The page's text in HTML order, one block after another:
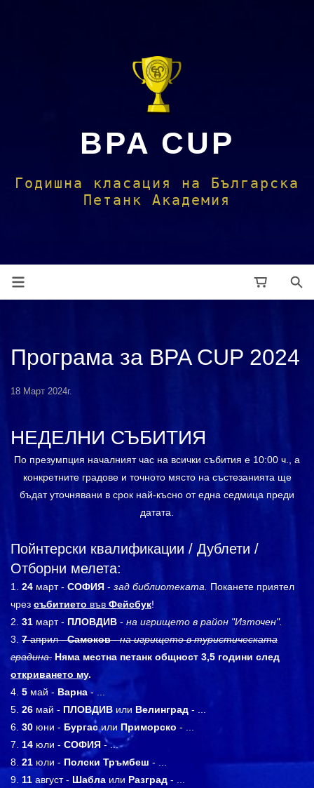
BPA CUP
Годишна класация на Българска
Петанк Академия
Програма за BPA CUP 2024
18 Март 2024г.
НЕДЕЛНИ СЪБИТИЯ
По презумпция началният час на всички събития е 10:00 ч., а
конкретните градове и точното място на състезанията ще
бъдат уточнявани в срок най-късно от една седмица преди
датата.
Пойнтерски квалификации / Дублети /
Отборни мелета:
24 март - СОФИЯ - зад библиотеката. Поканете приятел
чрез събитието във Фейсбук!
31 март - ПЛОВДИВ - на игрището в район "Източен".
7април -Самоков-на игрището в туристическата
градина. Няма местна петанк общност 3,5 години след
откриването му.
5 май - Варна- ...
26 май - ПЛОВДИВ или Велинград - ...
30 юни - Бургасили Приморско - ...
14 юли - СОФИЯ - ...
21 юли - Полски Тръмбеш - ...
11 август - Шабла или Разград - ...